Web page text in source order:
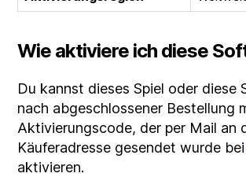
Wie aktiviere ich diese
Du kannst dieses Spiel oder diese
nach abgeschlossener Bestellung
Aktivierungscode, der per Mail an
Käuferadresse gesendet wurde bei
aktivieren.